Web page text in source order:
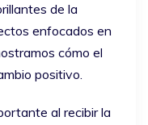
de la
enfocados en
cómo el
positivo.
al recibir la